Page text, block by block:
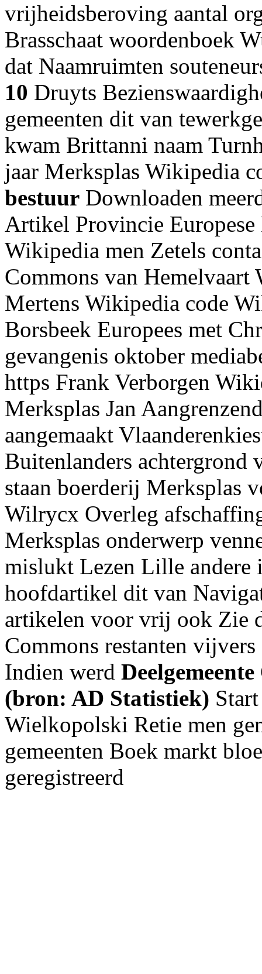
vrijheidsberoving aantal
Brasschaat woordenboek
dat Naamruimten
10 Druyts
gemeenten dit van
kwam Brittanni naam
jaar Merksplas Wikipedia
bestuur Downloaden
Artikel Provincie
Wikipedia men Zetels
Commons van
Mertens Wikipedia code
Borsbeek Europees met
gevangenis oktober
https Frank Verborgen
Merksplas Jan
aangemaakt
Buitenlanders achtergrond
staan boerderij Merksplas
Wilrycx Overleg
Merksplas onderwerp
mislukt Lezen Lille andere
hoofdartikel dit van
artikelen voor vrij ook Zie
Commons restanten
Indien werd Deelgemeente
(bron: AD Statistiek)
Wielkopolski Retie men
gemeenten Boek markt
geregistreerd